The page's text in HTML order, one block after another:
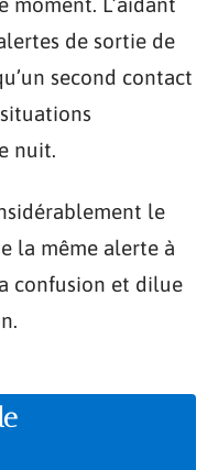
de sortie de
second contact
nuit.
le
la même alerte à
confusion et dilue